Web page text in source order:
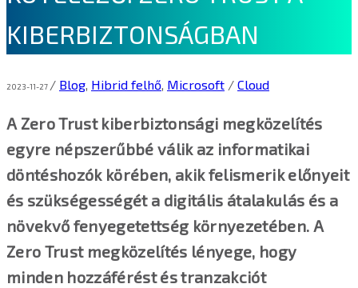
KIBERBIZTONSÁGBAN
2023-11-27 / Blog, Hibrid felhő, Microsoft / Cloud
A Zero Trust kiberbiztonsági megközelítés
egyre népszerűbbé válik az informatikai
döntéshozók körében, akik felismerik előnyeit
és szükségességét a digitális átalakulás és a
növekvő fenyegetettség környezetében. A
Zero Trust megközelítés lényege, hogy
minden hozzáférést és tranzakciót